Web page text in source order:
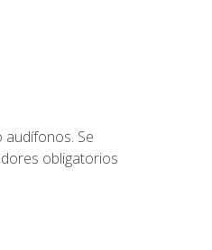
Se
obligatorios